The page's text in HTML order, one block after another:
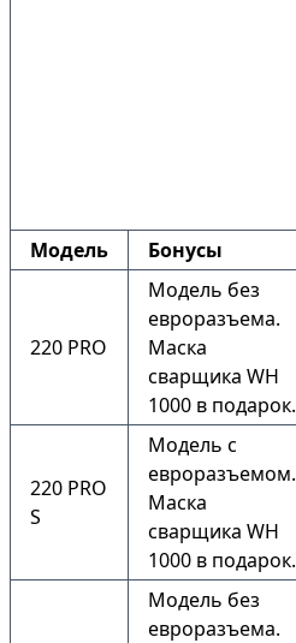
Модель
Бонусы
220 PRO
Модель без
евроразъема.
Маска
сварщика WH
1000 в подарок.
220 PRO
S
Модель с
евроразъемом.
Маска
сварщика WH
1000 в подарок.
Модель без
евроразъема.